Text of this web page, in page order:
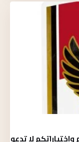
لا تدعو